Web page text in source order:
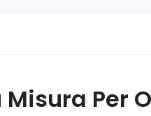
Misura Per